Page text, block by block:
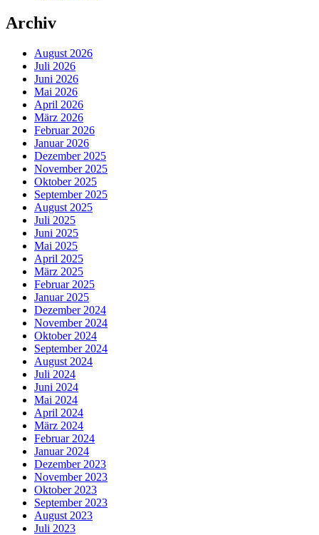
Archiv
August 2026
Juli 2026
Juni 2026
Mai 2026
April 2026
März 2026
Februar 2026
Januar 2026
Dezember 2025
November 2025
Oktober 2025
September 2025
August 2025
Juli 2025
Juni 2025
Mai 2025
April 2025
März 2025
Februar 2025
Januar 2025
Dezember 2024
November 2024
Oktober 2024
September 2024
August 2024
Juli 2024
Juni 2024
Mai 2024
April 2024
März 2024
Februar 2024
Januar 2024
Dezember 2023
November 2023
Oktober 2023
September 2023
August 2023
Juli 2023